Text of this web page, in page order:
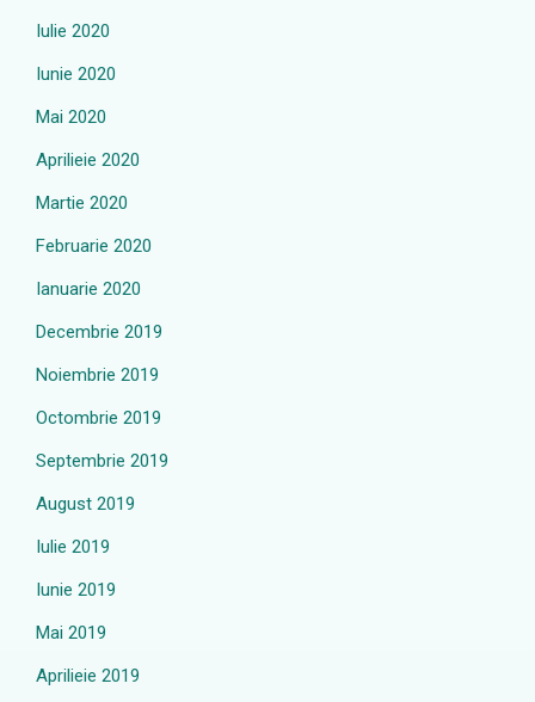
Iulie 2020
Iunie 2020
Mai 2020
Aprilieie 2020
Martie 2020
Februarie 2020
Ianuarie 2020
Decembrie 2019
Noiembrie 2019
Octombrie 2019
Septembrie 2019
August 2019
Iulie 2019
Iunie 2019
Mai 2019
Aprilieie 2019